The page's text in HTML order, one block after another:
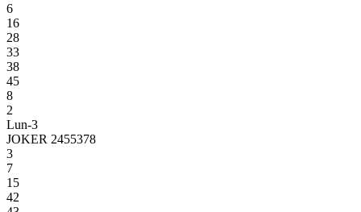
6
16
28
33
38
45
8
2
Lun-3
JOKER 2455378
3
7
15
42